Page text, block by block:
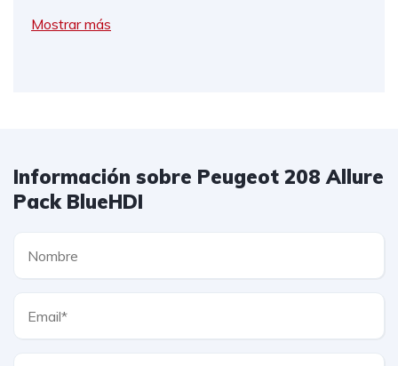
Mostrar más
Información sobre Peugeot 208 Allure
Pack BlueHDI